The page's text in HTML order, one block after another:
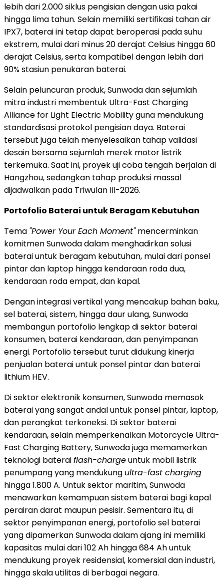
lebih dari 2.000 siklus pengisian dengan usia pakai
hingga lima tahun. Selain memiliki sertifikasi tahan air
IPX7, baterai ini tetap dapat beroperasi pada suhu
ekstrem, mulai dari minus 20 derajat Celsius hingga 60
derajat Celsius, serta kompatibel dengan lebih dari
90% stasiun penukaran baterai.
Selain peluncuran produk, Sunwoda dan sejumlah
mitra industri membentuk Ultra-Fast Charging
Alliance for Light Electric Mobility guna mendukung
standardisasi protokol pengisian daya. Baterai
tersebut juga telah menyelesaikan tahap validasi
desain bersama sejumlah merek motor listrik
terkemuka. Saat ini, proyek uji coba tengah berjalan di
Hangzhou, sedangkan tahap produksi massal
dijadwalkan pada Triwulan III-2026.
Portofolio Baterai untuk Beragam Kebutuhan
Tema "Power Your Each Moment"mencerminkan
komitmen Sunwoda dalam menghadirkan solusi
baterai untuk beragam kebutuhan, mulai dari ponsel
pintar dan laptop hingga kendaraan roda dua,
kendaraan roda empat, dan kapal.
Dengan integrasi vertikal yang mencakup bahan baku,
sel baterai, sistem, hingga daur ulang, Sunwoda
membangun portofolio lengkap di sektor baterai
konsumen, baterai kendaraan, dan penyimpanan
energi. Portofolio tersebut turut didukung kinerja
penjualan baterai untuk ponsel pintar dan baterai
lithium HEV.
Di sektor elektronik konsumen, Sunwoda memasok
baterai yang sangat andal untuk ponsel pintar, laptop,
dan perangkat terkoneksi. Di sektor baterai
kendaraan, selain memperkenalkan Motorcycle Ultra-
Fast Charging Battery, Sunwoda juga memamerkan
teknologi bateraiflash-chargeuntuk mobil listrik
penumpang yang mendukung ultra-fast charging
hingga 1.800 A. Untuk sektor maritim, Sunwoda
menawarkan kemampuan sistem baterai bagi kapal
perairan darat maupun pesisir. Sementara itu, di
sektor penyimpanan energi, portofolio sel baterai
yang dipamerkan Sunwoda dalam ajang ini memiliki
kapasitas mulai dari 102 Ah hingga 684 Ah untuk
mendukung proyek residensial, komersial dan industri,
hingga skala utilitas di berbagai negara.